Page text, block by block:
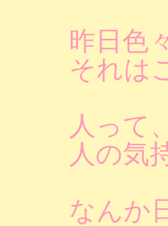
昨日色
それは
人って
人の気
なんか